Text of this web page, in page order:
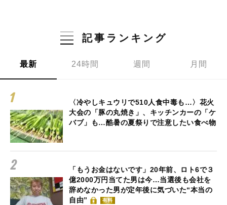
記事ランキング
最新 24時間 週間 月間
〈冷やしキュウリで510人食中毒も…〉花火
大会の「豚の丸焼き」、キッチンカーの「ケ
バブ」も…酷暑の夏祭りで注意したい食べ物
「もうお金はないです」20年前、ロト6で３
億2000万円当てた男は今…当選後も会社を
辞めなかった男が定年後に気づいた“本当の
自由”
有料